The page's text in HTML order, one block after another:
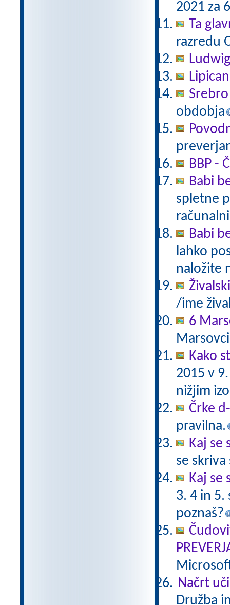
2021 za
Ta
razredu
obdobja
BBP -
Babi
spletne
Babi
lahko
naložite
/ime
6
Kako
2015 v
nižjim
Črke
pravilna.
Kaj se
se
Kaj se
3. 4 in 5.
poznaš?
Načrt
Družba